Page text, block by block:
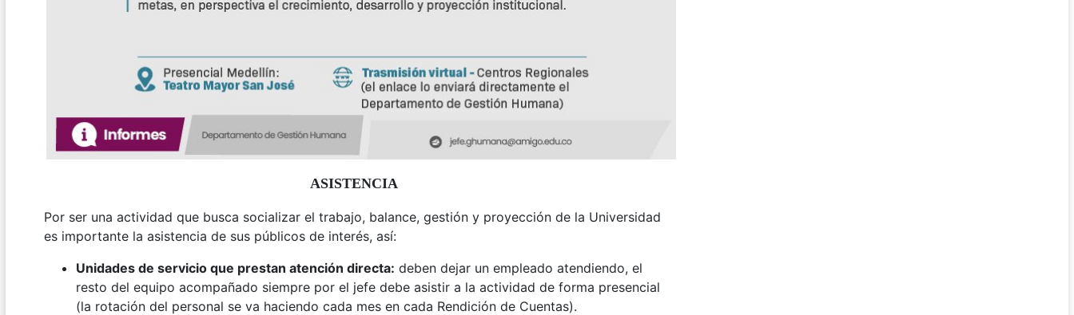
ASISTENCIA
Por ser una actividad que busca socializar el trabajo, balance, gestión y proyección de la Universidad
es importante la asistencia de sus públicos de interés, así:
Unidades de servicio que prestan atención directa: deben dejar un empleado atendiendo, el
resto del equipo acompañado siempre por el jefe debe asistir a la actividad de forma presencial
(la rotación del personal se va haciendo cada mes en cada Rendición de Cuentas).